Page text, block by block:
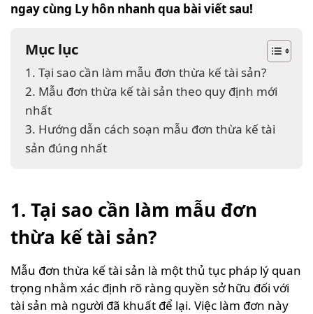
ngay cùng Ly hôn nhanh qua bài viết sau!
Mục lục
1. Tại sao cần làm mẫu đơn thừa kế tài sản?
2. Mẫu đơn thừa kế tài sản theo quy định mới
nhất
3. Hướng dẫn cách soạn mẫu đơn thừa kế tài
sản đúng nhất
1. Tại sao cần làm mẫu đơn
thừa kế tài sản?
Mẫu đơn thừa kế tài sản là một thủ tục pháp lý quan
trọng nhằm xác định rõ ràng quyền sở hữu đối với
tài sản mà người đã khuất để lại. Việc làm đơn này